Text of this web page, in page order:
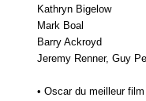
Kathryn Bigelow
Mark Boal
Barry Ackroyd
Jeremy Renner, Guy
• Oscar du meilleur film